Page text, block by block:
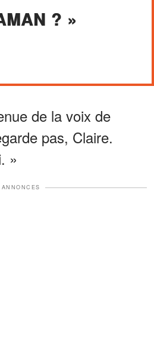
? »
de la voix de
pas, Claire.
»
ANNONCES